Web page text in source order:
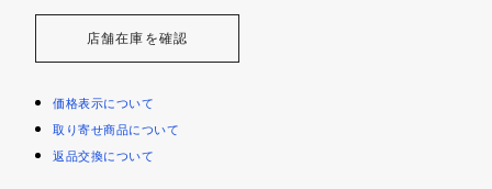
店舗在庫を確認
価格表示について
取り寄せ商品について
返品交換について